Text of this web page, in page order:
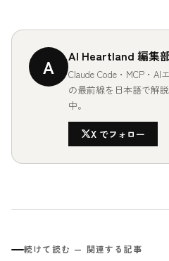
A AI Heartland 編集
Claude Code・MCP・AI
の最前線を日本語で解
中。
X でフォロー
続けて読む — 関連する記事